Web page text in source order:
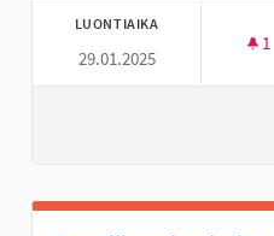
LUONTIAIKA
29.01.2025
1